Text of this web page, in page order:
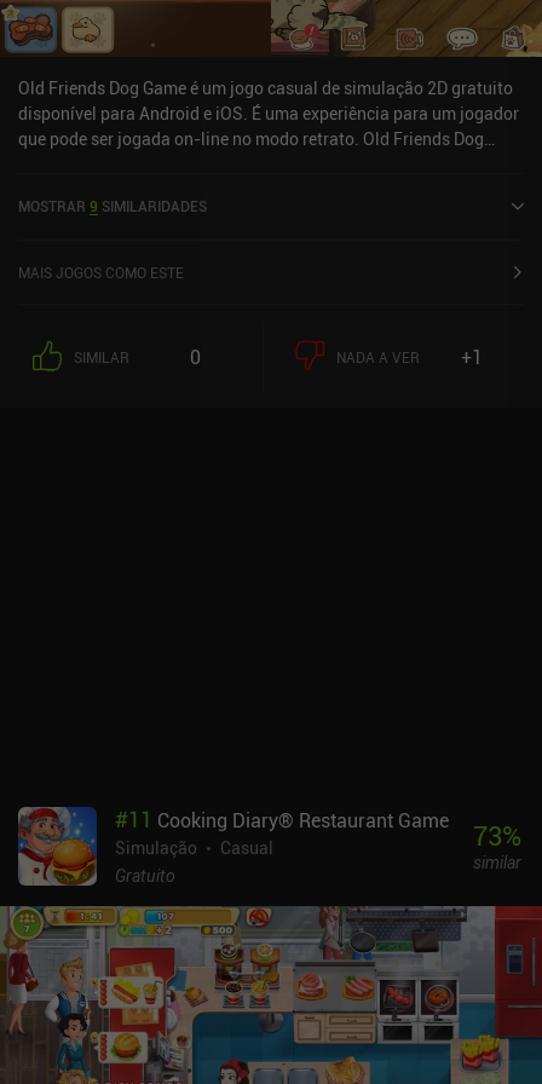
longas sessões de jogo.
Old Friends Dog Game é um jogo casual de simulação 2D gratuito
disponível para Android e iOS. É uma experiência para um jogador
que pode ser jogada on-line no modo retrato. Old Friends Dog
MOSTRAR 9 SIMILARIDADES
MAIS JOGOS COMO ESTE
SIMILAR 0 NADA A VER +1
#11 Cooking Diary® Restaurant Game
Simulação
Casual
Gratuito
73%
similar